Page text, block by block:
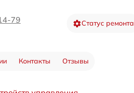
79 Статус ремонта
Контакты Отзывы